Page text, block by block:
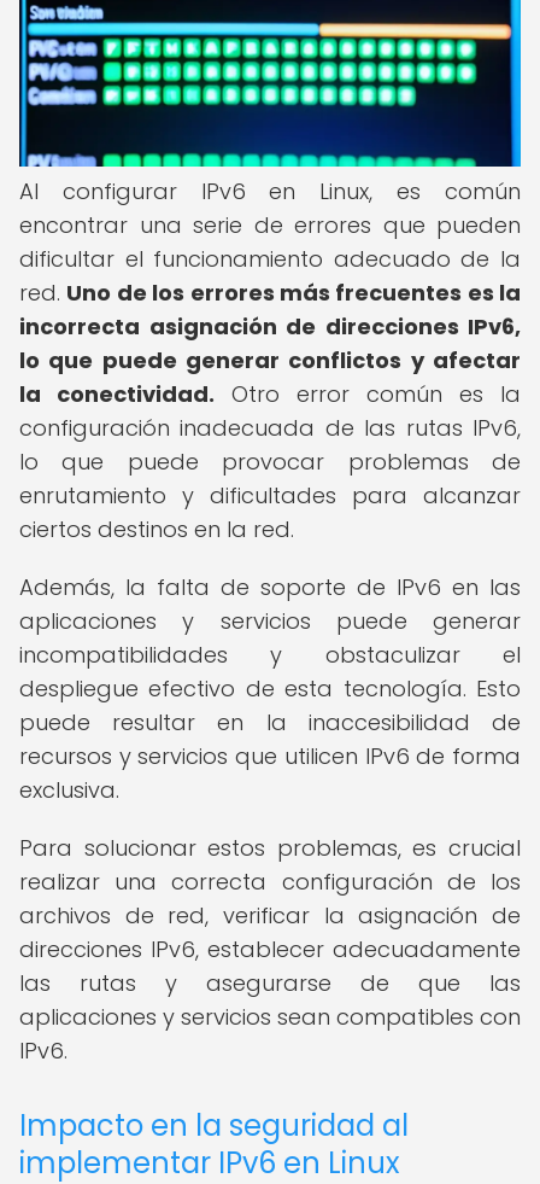
Al configurar IPv6 en Linux, es común
encontrar una serie de errores que pueden
dificultar el funcionamiento adecuado de la
red. Uno de los errores más frecuentes es la
incorrecta asignación de direcciones IPv6,
lo que puede generar conflictos y afectar
la conectividad. Otro error común es la
configuración inadecuada de las rutas IPv6,
lo que puede provocar problemas de
enrutamiento y dificultades para alcanzar
ciertos destinos en la red.
Además, la falta de soporte de IPv6 en las
aplicaciones y servicios puede generar
incompatibilidades y obstaculizar el
despliegue efectivo de esta tecnología. Esto
puede resultar en la inaccesibilidad de
recursos y servicios que utilicen IPv6 de forma
exclusiva.
Para solucionar estos problemas, es crucial
realizar una correcta configuración de los
archivos de red, verificar la asignación de
direcciones IPv6, establecer adecuadamente
las rutas y asegurarse de que las
aplicaciones y servicios sean compatibles con
IPv6.
Impacto en la seguridad al
implementar IPv6 en Linux